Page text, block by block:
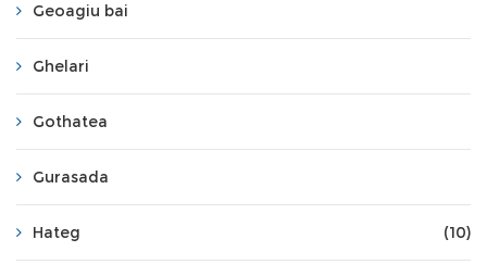
Geoagiu bai
Ghelari
Gothatea
Gurasada
Hateg (10)